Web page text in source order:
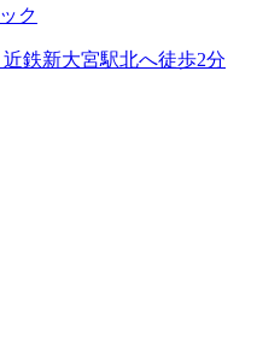
ク
鉄新大宮駅北へ徒歩2分